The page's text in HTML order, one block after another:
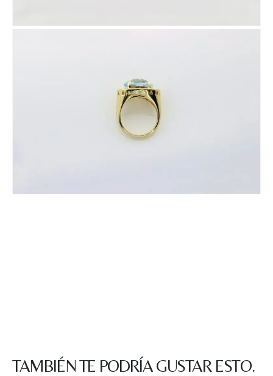
TAMBIÉN TE PODRÍA GUSTAR ESTO.